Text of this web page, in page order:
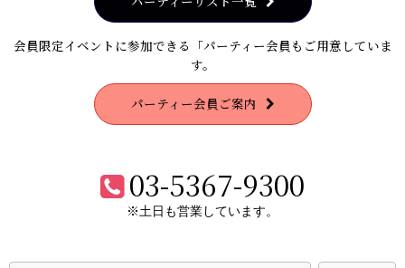
会員限定イベントに参加できる「パーティー会員もご用意していま
す。
パーティー会員ご案内
03-5367-9300
※土日も営業しています。